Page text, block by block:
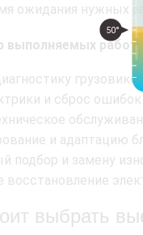
50°
ожидания нужных
выполняемых работ
и сброс
и адаптацию
подбор и замену
восстановление
выбрать